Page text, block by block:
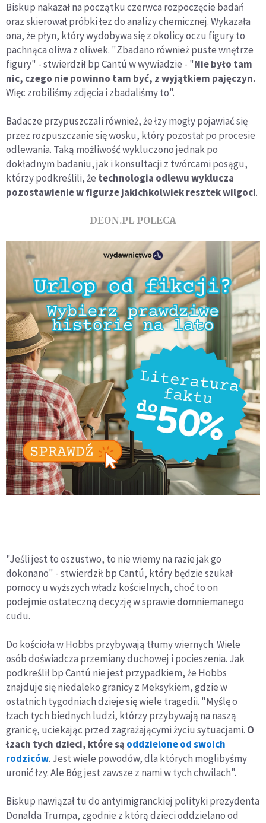
Biskup nakazał na początku czerwca rozpoczęcie badań
oraz skierował próbki łez do analizy chemicznej. Wykazała
ona, że płyn, który wydobywa się z okolicy oczu figury to
pachnąca oliwa z oliwek. "Zbadano również puste wnętrze
figury" - stwierdził bp Cantú w wywiadzie - "Nie było tam
nic, czego nie powinno tam być, z wyjątkiem pajęczyn.
Więc zrobiliśmy zdjęcia i zbadaliśmy to".
Badacze przypuszczali również, że łzy mogły pojawiać się
przez rozpuszczanie się wosku, który pozostał po procesie
odlewania. Taką możliwość wykluczono jednak po
dokładnym badaniu, jak i konsultacji z twórcami posągu,
którzy podkreślili, że technologia odlewu wyklucza
pozostawienie w figurze jakichkolwiek resztek wilgoci.
DEON.PL POLECA
"Jeśli jest to oszustwo, to nie wiemy na razie jak go
dokonano" - stwierdził bp Cantú, który będzie szukał
pomocy u wyższych władz kościelnych, choć to on
podejmie ostateczną decyzję w sprawie domniemanego
cudu.
Do kościoła w Hobbs przybywają tłumy wiernych. Wiele
osób doświadcza przemiany duchowej i pocieszenia. Jak
podkreślił bp Cantú nie jest przypadkiem, że Hobbs
znajduje się niedaleko granicy z Meksykiem, gdzie w
ostatnich tygodniach dzieje się wiele tragedii. "Myślę o
łzach tych biednych ludzi, którzy przybywają na naszą
granicę, uciekając przed zagrażającymi życiu sytuacjami. O
łzach tych dzieci, które są oddzielone od swoich
rodziców. Jest wiele powodów, dla których moglibyśmy
uronić łzy. Ale Bóg jest zawsze z nami w tych chwilach".
Biskup nawiązał tu do antyimigranckiej polityki prezydenta
Donalda Trumpa, zgodnie z którą dzieci oddzielano od